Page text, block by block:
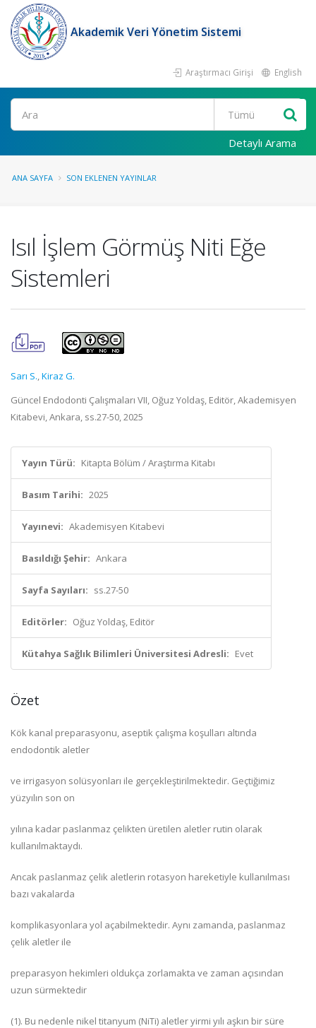
Akademik Veri Yönetim Sistemi
Araştırmacı Girişi English
Ara
Detaylı Arama
ANA SAYFA SON EKLENEN YAYINLAR
Isıl İşlem Görmüş Niti Eğe
Sistemleri
Sarı S.,Kiraz G.
Güncel Endodonti Çalışmaları VII, Oğuz Yoldaş, Editör, Akademisyen
Kitabevi, Ankara, ss.27-50, 2025
Yayın Türü: Kitapta Bölüm / Araştırma Kitabı
Basım Tarihi: 2025
Yayınevi: Akademisyen Kitabevi
Basıldığı Şehir: Ankara
Sayfa Sayıları: ss.27-50
Editörler: Oğuz Yoldaş, Editör
Kütahya Sağlık Bilimleri Üniversitesi Adresli: Evet
Özet
Kök kanal preparasyonu, aseptik çalışma koşulları altında
endodontik aletler
ve irrigasyon solüsyonları ile gerçekleştirilmektedir. Geçtiğimiz
yüzyılın son on
yılına kadar paslanmaz çelikten üretilen aletler rutin olarak
kullanılmaktaydı.
Ancak paslanmaz çelik aletlerin rotasyon hareketiyle kullanılması
bazı vakalarda
komplikasyonlara yol açabilmektedir. Aynı zamanda, paslanmaz
çelik aletler ile
preparasyon hekimleri oldukça zorlamakta ve zaman açısından
uzun sürmektedir
(1). Bu nedenle nikel titanyum (NiTi) aletler yirmi yılı aşkın bir süre